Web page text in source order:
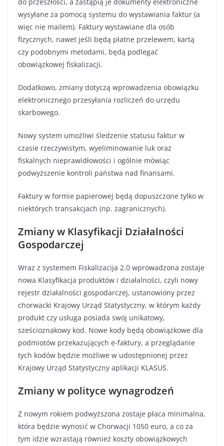
wysyłane za pomocą systemu do wystawiania faktur (a
więc nie mailem). Faktury wystawiane dla osób
fizycznych, nawet jeśli będą płatne przelewem, kartą
czy podobnymi metodami, będą podlegać
obowiązkowej fiskalizacji.
Dodatkowo, zmiany dotyczą wprowadzenia obowiązku
elektronicznego przesyłania rozliczeń do urzędu
skarbowego.
Nowy system umożliwi śledzenie statusu faktur w
czasie rzeczywistym, wyeliminowanie luk oraz
fiskalnych nieprawidłowości i ogólnie mówiąc
podwyższenie kontroli państwa nad finansami.
Faktury w formie papierowej będą dopuszczone tylko w
niektórych transakcjach (np. zagranicznych).
Zmiany w Klasyfikacji Działalności
Gospodarczej
Wraz z systemem Fiskalizacija 2.0 wprowadzona zostaje
nowa Klasyfikacja produktów i działalności, czyli nowy
rejestr działalności gospodarczej, ustanowiony przez
chorwacki Krajowy Urząd Statystyczny, w którym każdy
produkt czy usługa posiada swój unikatowy,
sześcioznakowy kod. Nowe kody będą obowiązkowe dla
podmiotów przekazujących e-faktury, a przeglądanie
tych kodów będzie możliwe w udostępnionej przez
Krajowy Urząd Statystyczny aplikacji KLASUS.
Zmiany w polityce wynagrodzeń
Z nowym rokiem podwyższona zostaje płaca minimalna,
która będzie wynosić w Chorwacji 1050 euro, a co za
tym idzie wzrastają również koszty obowiązkowych